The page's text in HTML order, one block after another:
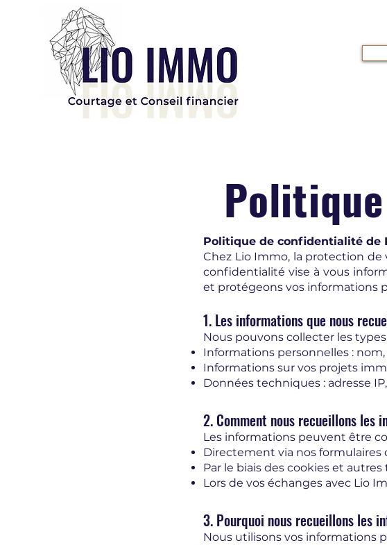
Politique de confidentialité de
Chez Lio Immo, la protection
confidentialité vise à vous
et protégeons vos informations
1. Les informations que nous
Nous pouvons collecter les
Informations personnelles :
Informations sur vos projets
Données techniques : adresse
2. Comment nous recueillons les
Les informations peuvent être
Directement via nos formulaires
Par le biais des cookies et
Lors de vos échanges avec Lio
3. Pourquoi nous recueillons les
Nous utilisons vos informations